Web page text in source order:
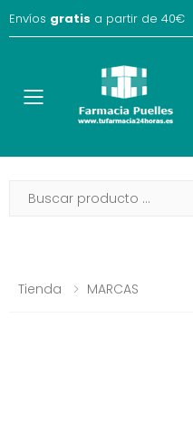
Envíos gratis a partir de 40€
Toggle
Tienda MARCAS